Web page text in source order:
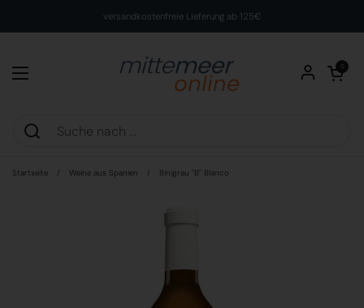
versandkostenfreie Lieferung ab 125€
Menü öffnen
Warenkorb
0
Startseite / Weine aus Spanien / Binigrau "B" Blanco